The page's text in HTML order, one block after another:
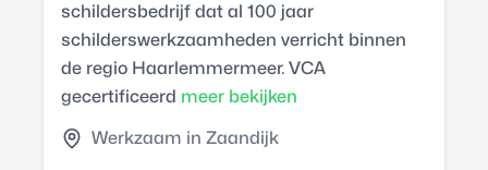
schildersbedrijf dat al 100 jaar
schilderswerkzaamheden verricht binnen
de regio Haarlemmermeer. VCA
gecertificeerd meer bekijken
Werkzaam in Zaandijk